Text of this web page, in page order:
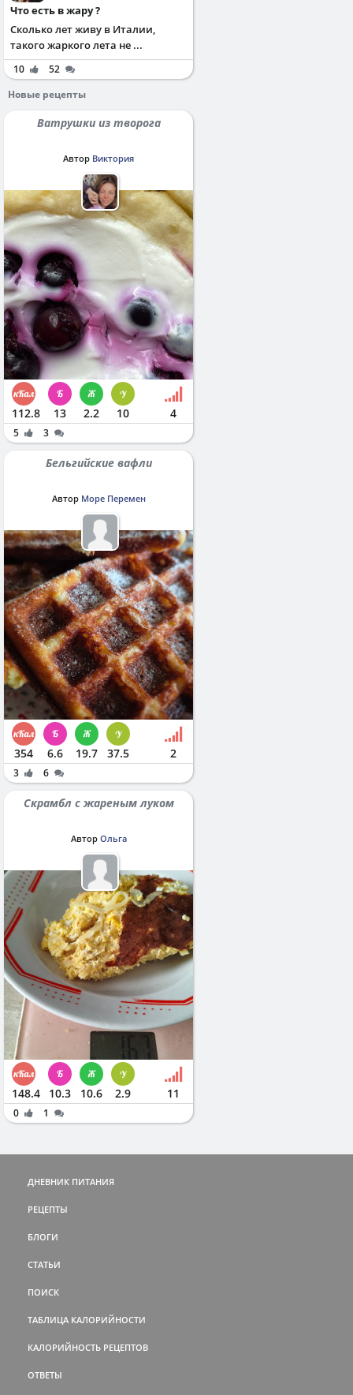
Что есть в жару ?
Сколько лет живу в Италии,
такого жаркого лета не ...
10
52
Новые рецепты
Ватрушки из творога
Автор Виктория
112.8 13 2.2 10 4
5 3
Бельгийские вафли
Автор Море Перемен
354 6.6 19.7 37.5 2
3 6
Скрамбл с жареным луком
Автор Ольга
148.4 10.3 10.6 2.9 11
0 1
ДНЕВНИК ПИТАНИЯ
РЕЦЕПТЫ
БЛОГИ
СТАТЬИ
ПОИСК
ТАБЛИЦА КАЛОРИЙНОСТИ
КАЛОРИЙНОСТЬ РЕЦЕПТОВ
ОТВЕТЫ